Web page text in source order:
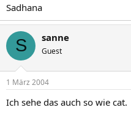
Sadhana
S sanne
Guest
1 März 2004
Ich sehe das auch so wie cat.